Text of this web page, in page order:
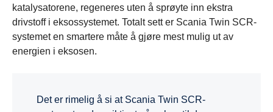
katalysatorene, regeneres uten å sprøyte inn ekstra
drivstoff i eksossystemet. Totalt sett er Scania Twin SCR-
systemet en smartere måte å gjøre mest mulig ut av
energien i eksosen.
Det er rimelig å si at Scania Twin SCR-